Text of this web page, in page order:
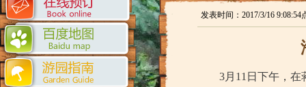
发表时间：2017/3/16 9:08:54
3月11日下午， 在